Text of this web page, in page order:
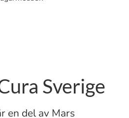
Sverige
en del av Mars